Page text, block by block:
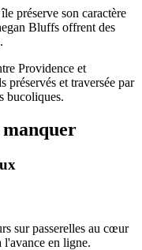
préserve son caractère
Bluffs offrent des
Providence et
préservés et traversée par
bucoliques.
sur passerelles au cœur
l'avance en ligne.